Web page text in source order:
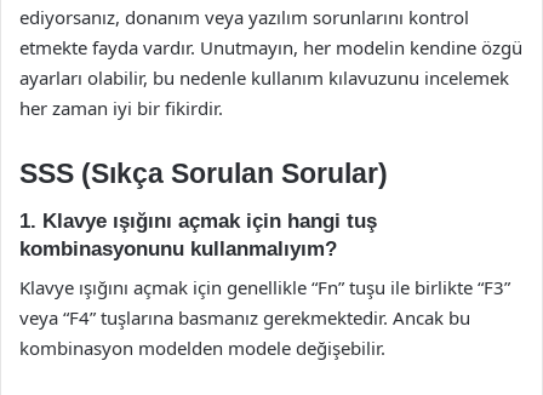
ediyorsanız, donanım veya yazılım sorunlarını kontrol
etmekte fayda vardır. Unutmayın, her modelin kendine özgü
ayarları olabilir, bu nedenle kullanım kılavuzunu incelemek
her zaman iyi bir fikirdir.
SSS (Sıkça Sorulan Sorular)
1. Klavye ışığını açmak için hangi tuş
kombinasyonunu kullanmalıyım?
Klavye ışığını açmak için genellikle “Fn” tuşu ile birlikte “F3”
veya “F4” tuşlarına basmanız gerekmektedir. Ancak bu
kombinasyon modelden modele değişebilir.